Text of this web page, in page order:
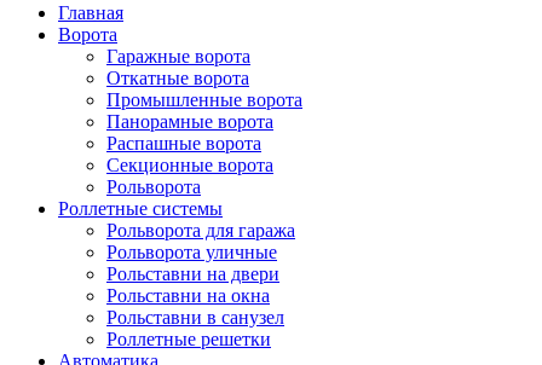
Главная
Ворота
Гаражные ворота
Откатные ворота
Промышленные ворота
Панорамные ворота
Распашные ворота
Секционные ворота
Рольворота
Роллетные системы
Рольворота для гаража
Рольворота уличные
Рольставни на двери
Рольставни на окна
Рольставни в санузел
Роллетные решетки
Автоматика